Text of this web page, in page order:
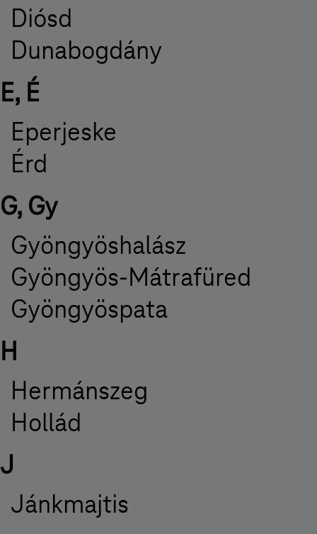
Diósd
Dunabogdány
E, É
Eperjeske
Érd
G, Gy
Gyöngyöshalász
Gyöngyös-Mátrafüred
Gyöngyöspata
H
Hermánszeg
Hollád
J
Jánkmajtis